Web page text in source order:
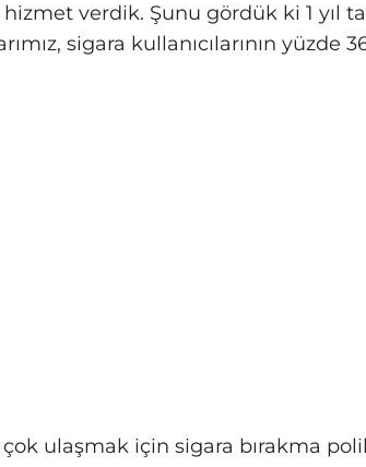
verdik. Şunu gördük ki 1 yıl
sigara kullanıcılarının yüzde
ulaşmak için sigara bırakma